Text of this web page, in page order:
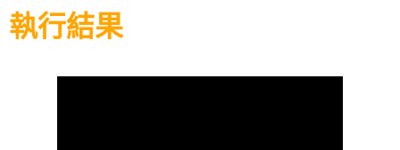
執行結果